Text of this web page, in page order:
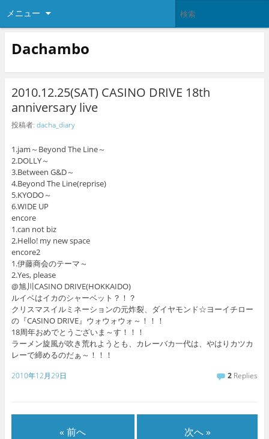
メニュー
Dachambo
2010.12.25(SAT) CASINO DRIVE 18th
anniversary live
投稿者: dacha_diary
1.jam～Beyond The Line～
2.DOLLY～
3.Between G&D～
4.Beyond The Line(reprise)
5.KYODO～
6.WIDE UP
encore
1.can not biz
2.Hello! my new space
encore2
1.伊藤商会のテーマ～
2.Yes, please
@旭川CASINO DRIVE(HOKKAIDO)
ルイベはイカのシャーベット？！？
クリスマスイルミネーションの元炸裂、ダイヤモンド☆ヨーイチロー
の『CASINO DRIVE』ウォウォウォ～！！！
18周年おめでとうございま～す！！！
ラーメン旋風が吹き荒れようとも、カレーバカ一代は、やはりカツカ
レーで締めるのだぁ～！！！
2010年12月29日 2 Replies
« 前へ 次へ »